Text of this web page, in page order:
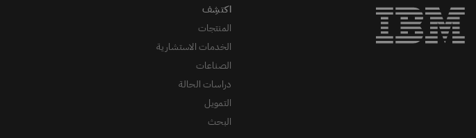
المنتجات
الخدمات الاستشارية
الصناعات
دراسات الحالة
التمويل
البحث